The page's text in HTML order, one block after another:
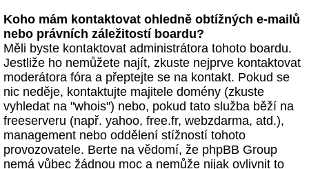
Koho mám kontaktovat ohledně obtížných e-mailů
nebo právních záležitostí boardu?
Měli byste kontaktovat administrátora tohoto boardu.
Jestliže ho nemůžete najít, zkuste nejprve kontaktovat
moderátora fóra a přeptejte se na kontakt. Pokud se
nic neděje, kontaktujte majitele domény (zkuste
vyhledat na "whois") nebo, pokud tato služba běží na
freeserveru (např. yahoo, free.fr, webzdarma, atd.),
management nebo oddělení stížností tohoto
provozovatele. Berte na vědomí, že phpBB Group
nemá vůbec žádnou moc a nemůže nijak ovlivnit to